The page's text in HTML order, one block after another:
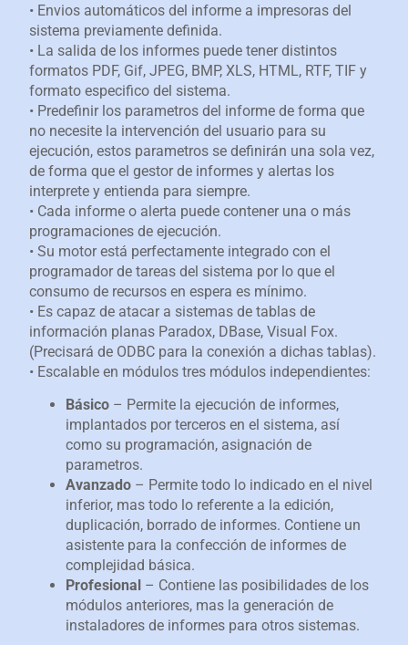
• Envios automáticos del informe a impresoras del
sistema previamente definida.
• La salida de los informes puede tener distintos
formatos PDF, Gif, JPEG, BMP, XLS, HTML, RTF, TIF y
formato especifico del sistema.
• Predefinir los parametros del informe de forma que
no necesite la intervención del usuario para su
ejecución, estos parametros se definirán una sola vez,
de forma que el gestor de informes y alertas los
interprete y entienda para siempre.
• Cada informe o alerta puede contener una o más
programaciones de ejecución.
• Su motor está perfectamente integrado con el
programador de tareas del sistema por lo que el
consumo de recursos en espera es mínimo.
• Es capaz de atacar a sistemas de tablas de
información planas Paradox, DBase, Visual Fox.
(Precisará de ODBC para la conexión a dichas tablas).
• Escalable en módulos tres módulos independientes:
Básico – Permite la ejecución de informes,
implantados por terceros en el sistema, así
como su programación, asignación de
parametros.
Avanzado – Permite todo lo indicado en el nivel
inferior, mas todo lo referente a la edición,
duplicación, borrado de informes. Contiene un
asistente para la confección de informes de
complejidad básica.
Profesional – Contiene las posibilidades de los
módulos anteriores, mas la generación de
instaladores de informes para otros sistemas.